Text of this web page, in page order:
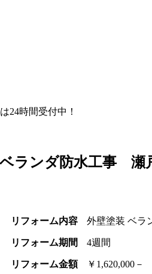
24時間受付中！
ベランダ防水工事
リフォーム内容
外壁塗装 ベラ
リフォーム期間 4週間
リフォーム金額 ￥1,620,000－